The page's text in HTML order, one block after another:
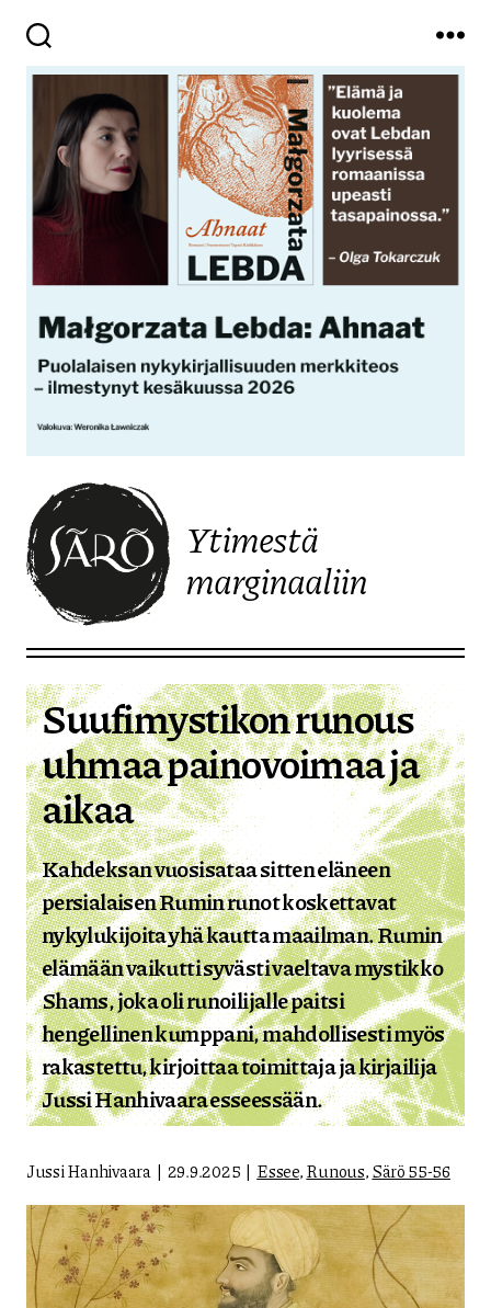
Ytimestä
marginaaliin
Suufimystikon runous
uhmaa painovoimaa ja
aikaa
Kahdeksan vuosisataa sitten eläneen
persialaisen Rumin runot koskettavat
nykylukijoita yhä kautta maailman. Rumin
elämään vaikutti syvästi vaeltava mystikko
Shams, joka oli runoilijalle paitsi
hengellinen kumppani, mahdollisesti myös
rakastettu, kirjoittaa toimittaja ja kirjailija
Jussi Hanhivaara esseessään.
Jussi Hanhivaara 29.9.2025 Essee,Runous,Särö 55-56